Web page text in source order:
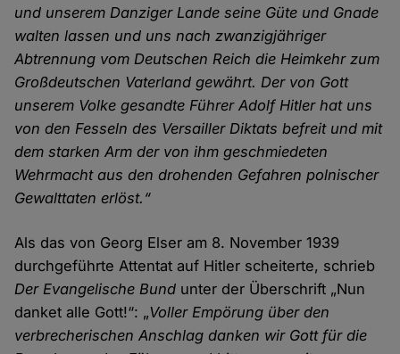
und unserem Danziger Lande seine Güte und Gnade
walten lassen und uns nach zwanzigjähriger
Abtrennung vom Deutschen Reich die Heimkehr zum
Großdeutschen Vaterland gewährt. Der von Gott
unserem Volke gesandte Führer Adolf Hitler hat uns
von den Fesseln des Versailler Diktats befreit und mit
dem starken Arm der von ihm geschmiedeten
Wehrmacht aus den drohenden Gefahren polnischer
Gewalttaten erlöst.“
Als das von Georg Elser am 8. November 1939
durchgeführte Attentat auf Hitler scheiterte, schrieb
Der Evangelische Bund unter der Überschrift „Nun
danket alle Gott!“: „Voller Empörung über den
verbrecherischen Anschlag danken wir Gott für die